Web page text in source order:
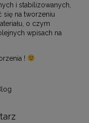
i stabilizowanych,
się na tworzeniu
o czym
wpisach na
!